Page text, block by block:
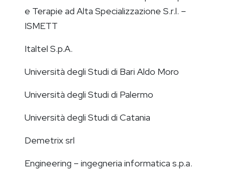
e Terapie ad Alta Specializzazione S.r.l. –
ISMETT
Italtel S.p.A.
Università degli Studi di Bari Aldo Moro
Università degli Studi di Palermo
Università degli Studi di Catania
Demetrix srl
Engineering – ingegneria informatica s.p.a.